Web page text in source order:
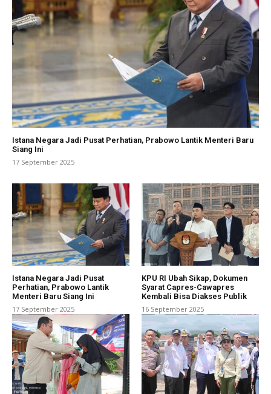
Istana Negara Jadi Pusat Perhatian, Prabowo Lantik Menteri Baru
Siang Ini
17 September 2025
Istana Negara Jadi Pusat
Perhatian, Prabowo Lantik
Menteri Baru Siang Ini
17 September 2025
KPU RI Ubah Sikap, Dokumen
Syarat Capres-Cawapres
Kembali Bisa Diakses Publik
16 September 2025